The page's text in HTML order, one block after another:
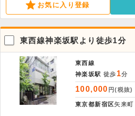
お気に入り登録
東西線神楽坂駅より徒歩1分
東西線
神楽坂駅 徒歩 1分
100,000 円(税抜)
東京都新宿区矢来町